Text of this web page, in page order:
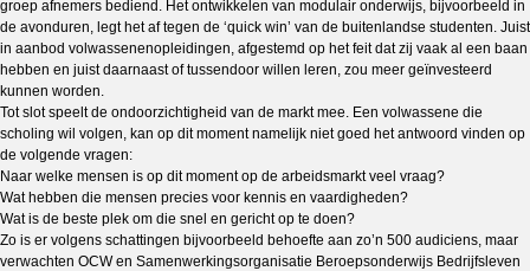
groep afnemers bediend. Het ontwikkelen van modulair onderwijs, bijvoorbeeld in
de avonduren, legt het af tegen de ‘quick win’ van de buitenlandse studenten. Juist
in aanbod volwassenenopleidingen, afgestemd op het feit dat zij vaak al een baan
hebben en juist daarnaast of tussendoor willen leren, zou meer geïnvesteerd
kunnen worden.
Tot slot speelt de ondoorzichtigheid van de markt mee. Een volwassene die
scholing wil volgen, kan op dit moment namelijk niet goed het antwoord vinden op
de volgende vragen:
Naar welke mensen is op dit moment op de arbeidsmarkt veel vraag?
Wat hebben die mensen precies voor kennis en vaardigheden?
Wat is de beste plek om die snel en gericht op te doen?
Zo is er volgens schattingen bijvoorbeeld behoefte aan zo’n 500 audiciens, maar
verwachten OCW en Samenwerkingsorganisatie Beroepsonderwijs Bedrijfsleven